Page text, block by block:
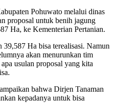
Pohuwato melalui dinas
proposal untuk benih jagung
Ha, ke Kementerian Pertanian.
39,587 Ha bisa terealisasi. Namun
akan menurunkan tim
usulan proposal yang kita
bahwa Dirjen Tanaman
kepadanya untuk bisa